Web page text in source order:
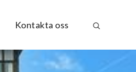
Kontakta oss